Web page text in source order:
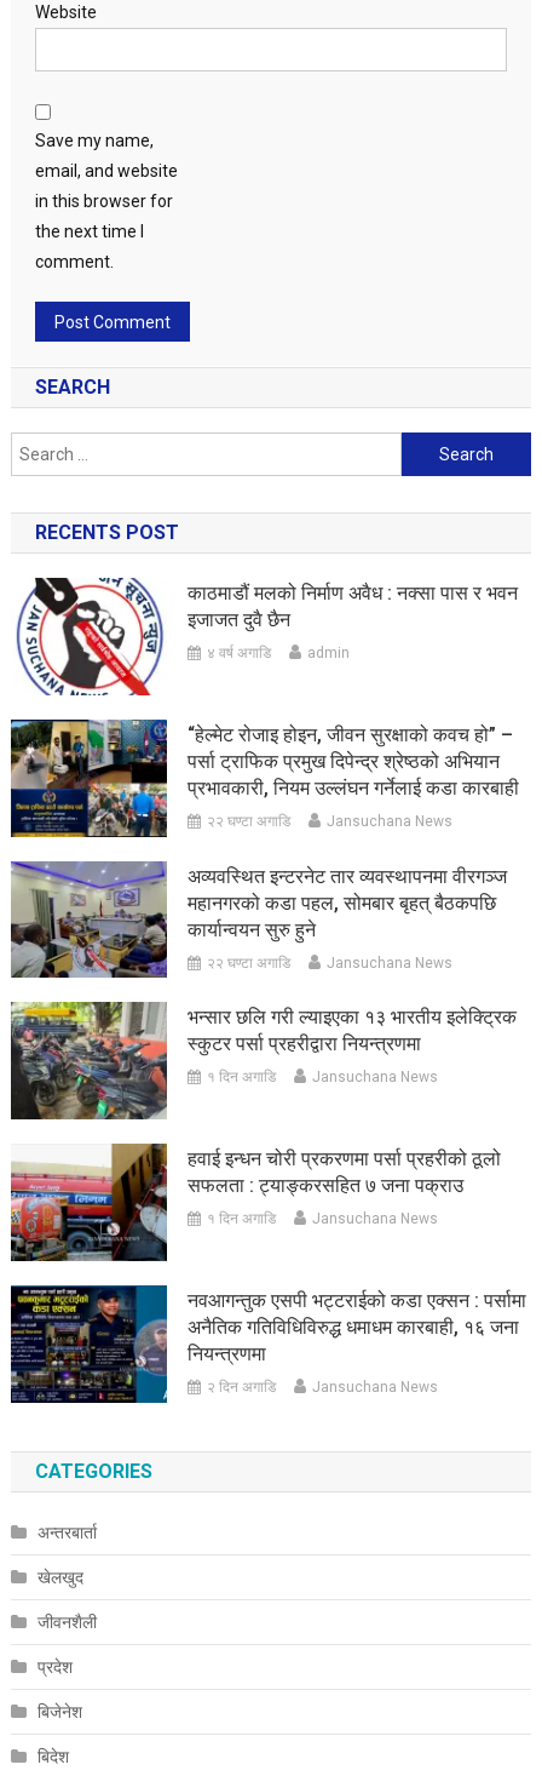
Website
Save my name,
email, and website
in this browser for
the next time I
comment.
SEARCH
Search
for:
RECENTS POST
काठमाडौं मलको निर्माण अवैध : नक्सा पास र भवन
इजाजत दुवै छैन
४ वर्ष अगाडि admin
“हेल्मेट रोजाइ होइन, जीवन सुरक्षाको कवच हो” –
पर्सा ट्राफिक प्रमुख दिपेन्द्र श्रेष्ठको अभियान
प्रभावकारी, नियम उल्लंघन गर्नेलाई कडा कारबाही
२२ घण्टा अगाडि Jansuchana News
अव्यवस्थित इन्टरनेट तार व्यवस्थापनमा वीरगञ्ज
महानगरको कडा पहल, सोमबार बृहत् बैठकपछि
कार्यान्वयन सुरु हुने
२२ घण्टा अगाडि Jansuchana News
भन्सार छलि गरी ल्याइएका १३ भारतीय इलेक्ट्रिक
स्कुटर पर्सा प्रहरीद्वारा नियन्त्रणमा
१ दिन अगाडि Jansuchana News
हवाई इन्धन चोरी प्रकरणमा पर्सा प्रहरीको ठूलो
सफलता : ट्याङ्करसहित ७ जना पक्राउ
१ दिन अगाडि Jansuchana News
नवआगन्तुक एसपी भट्टराईको कडा एक्सन : पर्सामा
अनैतिक गतिविधिविरुद्ध धमाधम कारबाही, १६ जना
नियन्त्रणमा
२ दिन अगाडि Jansuchana News
CATEGORIES
अन्तरबार्ता
खेलखुद
जीवनशैली
प्रदेश
बिजेनेश
बिदेश